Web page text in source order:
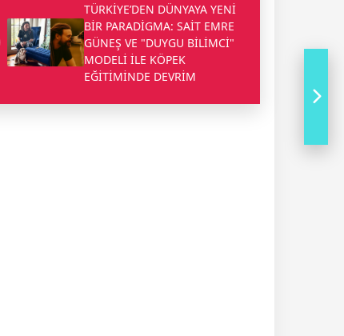
TÜRKİYE’DEN DÜNYAYA YENİ
BİR PARADİGMA: SAİT EMRE
GÜNEŞ VE "DUYGU BİLİMCİ"
MODELİ İLE KÖPEK
EĞİTİMİNDE DEVRİM